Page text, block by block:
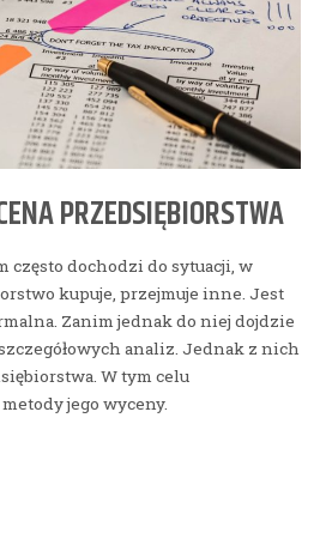
PRZEDSIĘBIORSTWA
często dochodzi do sytuacji, w
kupuje, przejmuje inne. Jest
Zanim jednak do niej dojdzie
analiz. Jednak z nich
W tym celu
jego wyceny.